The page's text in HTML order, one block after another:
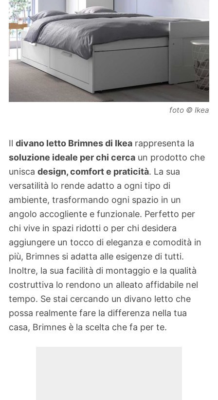
foto © Ikea
Il divano letto Brimnes di Ikea rappresenta la
soluzione ideale per chi cerca un prodotto che
unisca design, comfort e praticità. La sua
versatilità lo rende adatto a ogni tipo di
ambiente, trasformando ogni spazio in un
angolo accogliente e funzionale. Perfetto per
chi vive in spazi ridotti o per chi desidera
aggiungere un tocco di eleganza e comodità in
più, Brimnes si adatta alle esigenze di tutti.
Inoltre, la sua facilità di montaggio e la qualità
costruttiva lo rendono un alleato affidabile nel
tempo. Se stai cercando un divano letto che
possa realmente fare la differenza nella tua
casa, Brimnes è la scelta che fa per te.